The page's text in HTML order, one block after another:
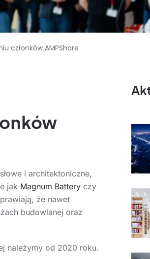
członków AMPShare
i architektoniczne,
jak Magnum Battery czy
że nawet
budowlanej oraz
należymy od 2020 roku.